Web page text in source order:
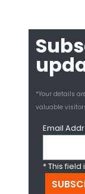
*Your details
valuable
Email
* This